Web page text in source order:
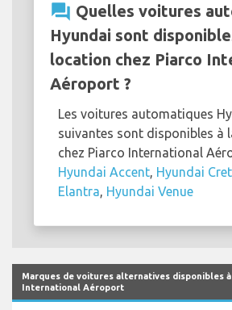
question_answer Quelles voitures
Hyundai sont
location chez Piarco
Aéroport ?
Les voitures automatiques
suivantes sont disponibles à
chez Piarco International
Hyundai Accent Hyundai
Elantra Hyundai Venue
Marques de voitures alternatives disponibles
International Aéroport